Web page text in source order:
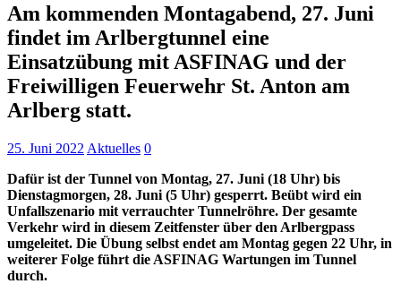
Am kommenden Montagabend, 27. Juni
findet im Arlbergtunnel eine
Einsatzübung mit ASFINAG und der
Freiwilligen Feuerwehr St. Anton am
Arlberg statt.
25. Juni 2022 Aktuelles 0
Dafür ist der Tunnel von Montag, 27. Juni (18 Uhr) bis
Dienstagmorgen, 28. Juni (5 Uhr) gesperrt. Beübt wird ein
Unfallszenario mit verrauchter Tunnelröhre. Der gesamte
Verkehr wird in diesem Zeitfenster über den Arlbergpass
umgeleitet. Die Übung selbst endet am Montag gegen 22 Uhr, in
weiterer Folge führt die ASFINAG Wartungen im Tunnel
durch.